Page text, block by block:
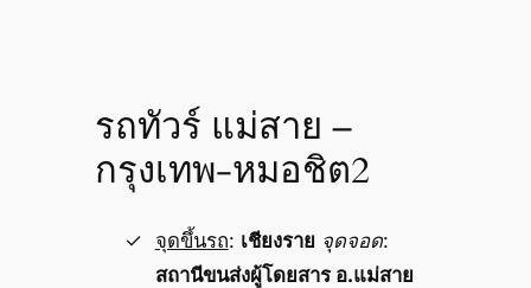
รถทัวร์ แม่สาย –
กรุงเทพ-หมอชิต2
จุดขึ้นรถ: เชียงราย จุดจอด:
สถานีขนส่งผู้โดยสาร อ.แม่สาย